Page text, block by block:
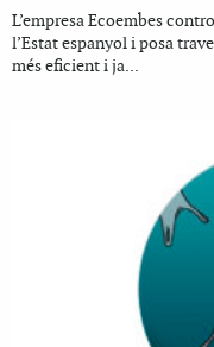
L’empresa Ecoembes
l’Estat espanyol i posa
més eficient i ja...